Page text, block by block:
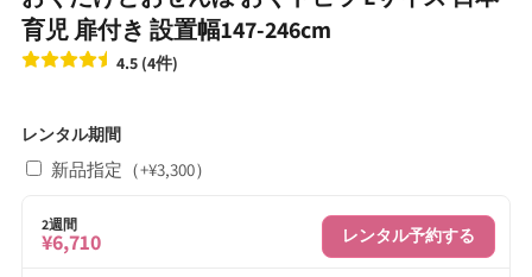
ア
(1)
を
育児 扉付き 設置幅147‐246cm
4.5 (4件)
レンタル期間
新品指定（+¥3,300）
2週間
¥6,710 レンタル予約する